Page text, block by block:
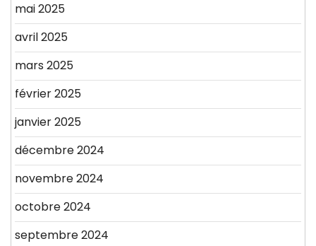
mai 2025
avril 2025
mars 2025
février 2025
janvier 2025
décembre 2024
novembre 2024
octobre 2024
septembre 2024